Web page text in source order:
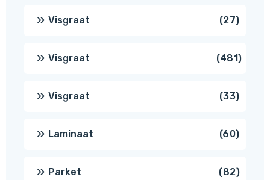
Visgraat 2727
Visgraat 481481
Visgraat 3333
Laminaat 6060
Parket 8282